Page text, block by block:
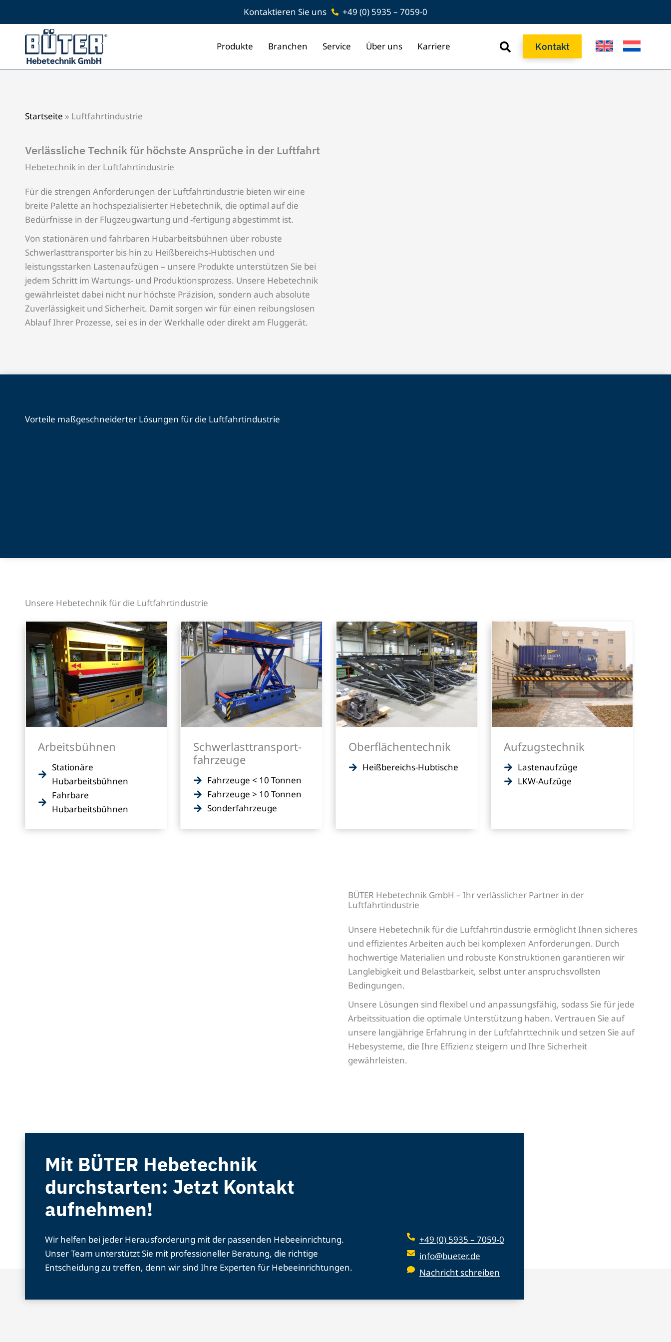
springen
Kontaktieren Sie uns +49 (0) 5935 – 7059-0
Produkte Branchen Service Über uns Karriere Kontakt
Startseite » Luftfahrtindustrie
Verlässliche Technik für höchste Ansprüche in der Luftfahrt
Hebetechnik in der Luftfahrtindustrie
Für die strengen Anforderungen der Luftfahrtindustrie bieten wir eine
breite Palette an hochspezialisierter Hebetechnik, die optimal auf die
Bedürfnisse in der Flugzeugwartung und -fertigung abgestimmt ist.
Von stationären und fahrbaren Hubarbeitsbühnen über robuste
Schwerlasttransporter bis hin zu Heißbereichs-Hubtischen und
leistungsstarken Lastenaufzügen – unsere Produkte unterstützen Sie bei
jedem Schritt im Wartungs- und Produktionsprozess. Unsere Hebetechnik
gewährleistet dabei nicht nur höchste Präzision, sondern auch absolute
Zuverlässigkeit und Sicherheit. Damit sorgen wir für einen reibungslosen
Ablauf Ihrer Prozesse, sei es in der Werkhalle oder direkt am Fluggerät.
Vorteile maßgeschneiderter Lösungen für die Luftfahrtindustrie
Unsere Hebetechnik für die Luftfahrtindustrie
Arbeitsbühnen
Stationäre
Hubarbeitsbühnen
Fahrbare
Hubarbeitsbühnen
Schwerlast­transport­
fahrzeuge
Fahrzeuge < 10 Tonnen
Fahrzeuge > 10 Tonnen
Sonderfahrzeuge
Oberflächentechnik
Heißbereichs-Hubtische
Aufzugstechnik
Lastenaufzüge
LKW-Aufzüge
BÜTER Hebetechnik GmbH – Ihr verlässlicher Partner in der
Luftfahrtindustrie
Unsere Hebetechnik für die Luftfahrtindustrie ermöglicht Ihnen sicheres
und effizientes Arbeiten auch bei komplexen Anforderungen. Durch
hochwertige Materialien und robuste Konstruktionen garantieren wir
Langlebigkeit und Belastbarkeit, selbst unter anspruchsvollsten
Bedingungen.
Unsere Lösungen sind flexibel und anpassungsfähig, sodass Sie für jede
Arbeitssituation die optimale Unterstützung haben. Vertrauen Sie auf
unsere langjährige Erfahrung in der Luftfahrttechnik und setzen Sie auf
Hebesysteme, die Ihre Effizienz steigern und Ihre Sicherheit
gewährleisten.
Mit BÜTER Hebetechnik
durchstarten: Jetzt Kontakt
aufnehmen!
Wir helfen bei jeder Herausforderung mit der passenden Hebeeinrichtung.
Unser Team unterstützt Sie mit professioneller Beratung, die richtige
Entscheidung zu treffen, denn wir sind Ihre Experten für Hebeeinrichtungen.
+49 (0) 5935 – 7059-0
info@bueter.de
Nachricht schreiben
Kontakt